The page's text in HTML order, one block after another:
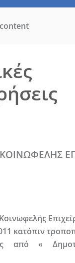
κατόπιν
από «